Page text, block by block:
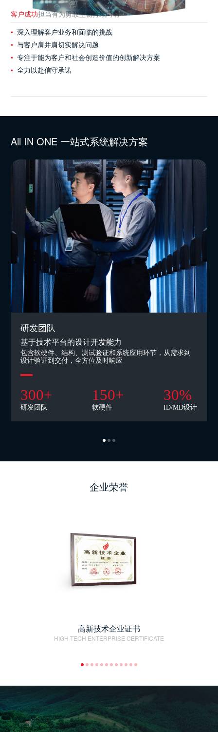
客户成功担当有为勇敢坚韧持续向前
深入理解客户业务和面临的挑战
与客户肩并肩切实解决问题
专注于能为客户和社会创造价值的创新解决方案
全力以赴信守承诺
All IN ONE 一站式系统解决方案
研发团队
基于技术平台的设计开发能力
包含软硬件、结构、测试验证和系统应用环节，从需求到
设计验证到交付，全方位及时响应
300+
研发团队
150+
软硬件
30%
ID/MD设计
企业荣誉
高新技术企业证书
HIGH-TECH ENTERPRISE CERTIFICATE